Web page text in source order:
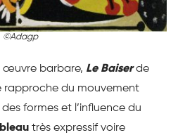
©Adagp
œuvre barbare, Le Baiserde
rapproche du mouvement
des formes et l’influence du
très expressif voire